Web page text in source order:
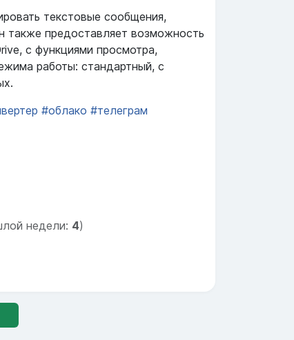
текстовые сообщения,
также предоставляет возможность
с функциями просмотра,
работы: стандартный, с
#облако #телеграм
недели: 4)